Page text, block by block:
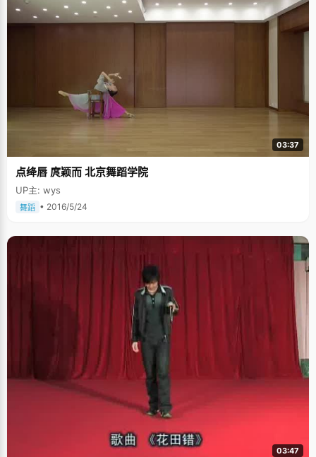
03:37
点绛唇 庹颖而 北京舞蹈学院
UP主: wys
舞蹈 • 2016/5/24
03:47